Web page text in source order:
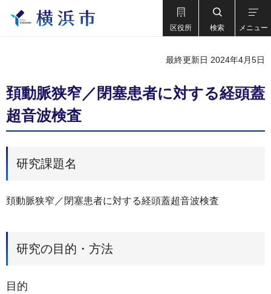
区役所 検索 メニュー
最終更新日 2024年4月5日
頚動脈狭窄／閉塞患者に対する経頭蓋
超音波検査
研究課題名
頚動脈狭窄／閉塞患者に対する経頭蓋超音波検査
研究の目的・方法
目的